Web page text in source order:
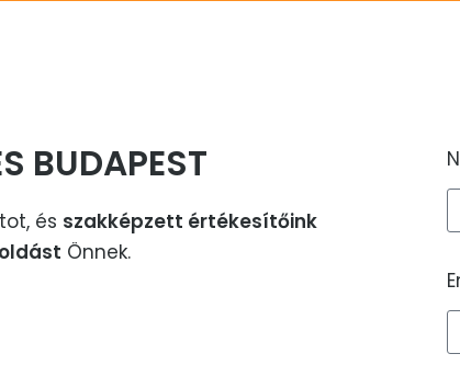
BUDAPEST
és szakképzett értékesítőink
Önnek.